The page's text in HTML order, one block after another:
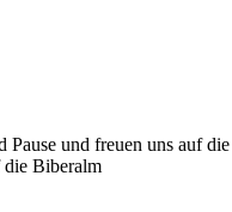
Pause und freuen uns auf
die Biberalm